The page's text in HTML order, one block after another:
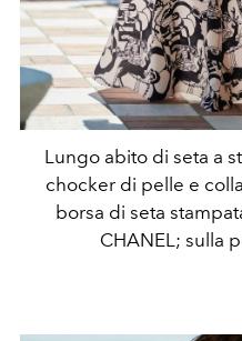
Lungo abito di seta a
chocker di pelle e
borsa di seta
CHANEL; sulla